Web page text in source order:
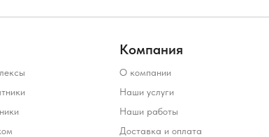
Компания
О компании
Наши услуги
Наши работы
Доставка и оплата